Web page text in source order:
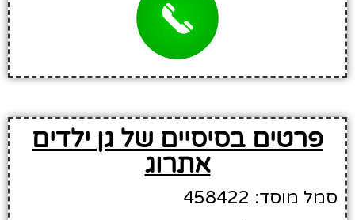
פרטים בסיסיים של גן ילדים
אתרוג
סמל מוסד: 458422